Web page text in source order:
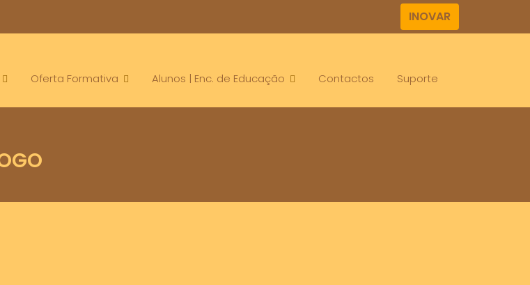
INOVAR
Oferta Formativa Alunos | Enc. de Educação Contactos Suporte